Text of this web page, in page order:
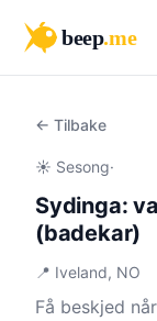
beep.me
← Tilbake
☀️ Sesong·
Sydinga:
(badekar)
📍 Iveland, NO
Få beskjed